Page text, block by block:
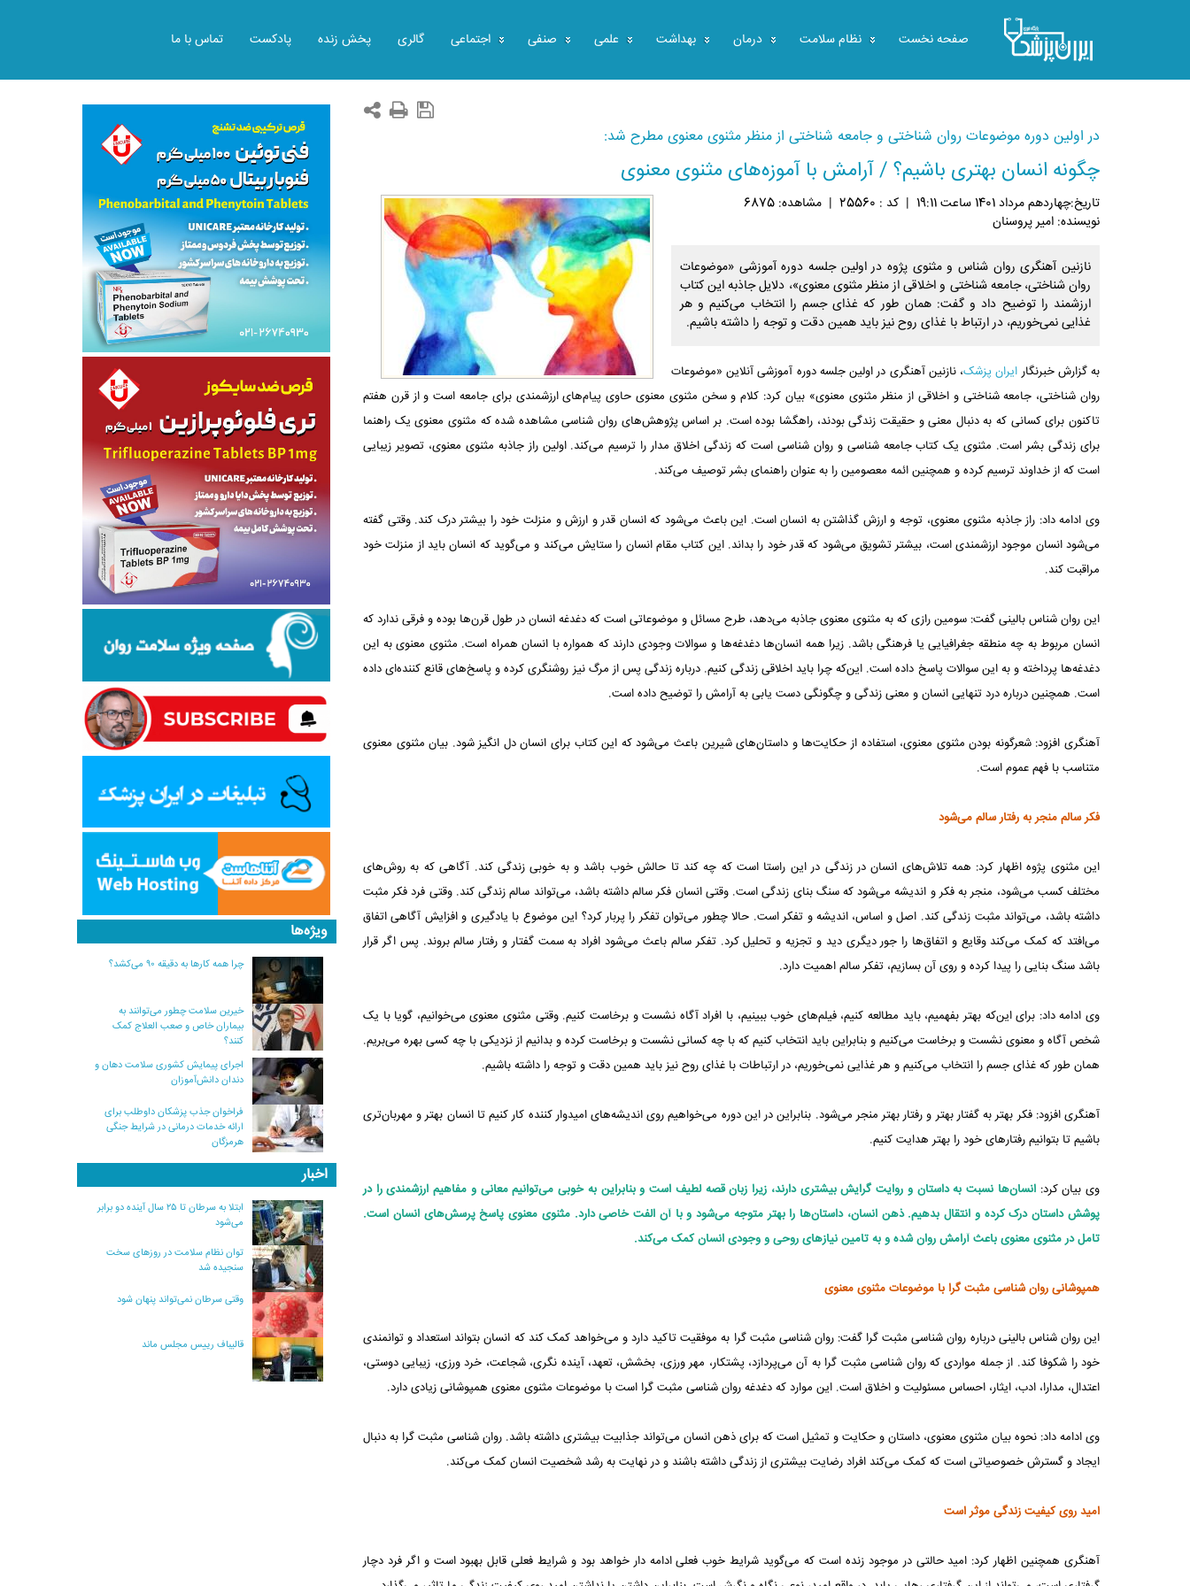
صفحه نخست نظام سلامت درمان بهداشت علمی صنفی اجتماعی گالری پخش زنده پادکست تماس با ما
در اولین دوره موضوعات روان شناختی و جامعه شناختی از منظر مثنوی معنوی مطرح شد:
چگونه انسان بهتری باشیم؟ / آرامش با آموزه‌های مثنوی معنوی
تاريخ:چهاردهم مرداد 1401 ساعت 19:11 | کد : 25560 | مشاهده: 6875
نویسنده: امیر پروسنان
نازنین آهنگری روان شناس و مثنوی پژوه در اولین جلسه دوره آموزشی «موضوعات
روان شناختی، جامعه شناختی و اخلاقی از منظر مثنوی معنوی»، دلایل جاذبه این کتاب
ارزشمند را توضیح داد و گفت: همان طور که غذای جسم را انتخاب می‌کنیم و هر
غذایی نمی‌خوریم، در ارتباط با غذای روح نیز باید همین دقت و توجه را داشته باشیم.
به گزارش خبرنگار ایران پزشک، نازنین آهنگری در اولین جلسه دوره آموزشی آنلاین «موضوعات
روان شناختی، جامعه شناختی و اخلاقی از منظر مثنوی معنوی» بیان کرد: کلام و سخن مثنوی معنوی حاوی پیام‌های ارزشمندی برای جامعه است و از قرن هفتم
تاکنون برای کسانی که به دنبال معنی و حقیقت زندگی بودند، راهگشا بوده است. بر اساس پژوهش‌های روان شناسی مشاهده شده که مثنوی معنوی یک راهنما
برای زندگی بشر است. مثنوی یک کتاب جامعه شناسی و روان شناسی است که زندگی اخلاق مدار را ترسیم می‌کند. اولین راز جاذبه مثنوی معنوی، تصویر زیبایی
است که از خداوند ترسیم کرده و همچنین ائمه معصومین را به عنوان راهنمای بشر توصیف می‌کند.
وی ادامه داد: راز جاذبه مثنوی معنوی، توجه و ارزش گذاشتن به انسان است. این باعث می‌شود که انسان قدر و ارزش و منزلت خود را بیشتر درک کند. وقتی گفته
می‌شود انسان موجود ارزشمندی است، بیشتر تشویق می‌شود که قدر خود را بداند. این کتاب مقام انسان را ستایش می‌کند و می‌گوید که انسان باید از منزلت خود
مراقبت کند.
این روان شناس بالینی گفت: سومین رازی که به مثنوی معنوی جاذبه می‌دهد، طرح مسائل و موضوعاتی است که دغدغه انسان در طول قرن‌ها بوده و فرقی ندارد که
انسان مربوط به چه منطقه جغرافیایی یا فرهنگی باشد. زیرا همه انسان‌ها دغدغه‌ها و سوالات وجودی دارند که همواره با انسان همراه است. مثنوی معنوی به این
دغدغه‌ها پرداخته و به این سوالات پاسخ داده است. این‌که چرا باید اخلاقی زندگی کنیم. درباره زندگی پس از مرگ نیز روشنگری کرده و پاسخ‌های قانع کننده‌ای داده
است. همچنین درباره درد تنهایی انسان و معنی زندگی و چگونگی دست یابی به آرامش را توضیح داده است.
آهنگری افزود: شعرگونه بودن مثنوی معنوی، استفاده از حکایت‌ها و داستان‌های شیرین باعث می‌شود که این کتاب برای انسان دل انگیز شود. بیان مثنوی معنوی
متناسب با فهم عموم است.
فکر سالم منجر به رفتار سالم می‌شود
این مثنوی پژوه اظهار کرد: همه تلاش‌های انسان در زندگی در این راستا است که چه کند تا حالش خوب باشد و به خوبی زندگی کند. آگاهی که به روش‌های
مختلف کسب می‌شود، منجر به فکر و اندیشه می‌شود که سنگ بنای زندگی است. وقتی انسان فکر سالم داشته باشد، می‌تواند سالم زندگی کند. وقتی فرد فکر مثبت
داشته باشد، می‌تواند مثبت زندگی کند. اصل و اساس، اندیشه و تفکر است. حالا چطور می‌توان تفکر را پربار کرد؟ این موضوع با یادگیری و افزایش آگاهی اتفاق
می‌افتد که کمک می‌کند وقایع و اتفاق‌ها را جور دیگری دید و تجزیه و تحلیل کرد. تفکر سالم باعث می‌شود افراد به سمت گفتار و رفتار سالم بروند. پس اگر قرار
باشد سنگ بنایی را پیدا کرده و روی آن بسازیم، تفکر سالم اهمیت دارد.
وی ادامه داد: برای این‌که بهتر بفهمیم، باید مطالعه کنیم، فیلم‌های خوب ببینیم، با افراد آگاه نشست و برخاست کنیم. وقتی مثنوی معنوی می‌خوانیم، گویا با یک
شخص آگاه و معنوی نشست و برخاست می‌کنیم و بنابراین باید انتخاب کنیم که با چه کسانی نشست و برخاست کرده و بدانیم از نزدیکی با چه کسی بهره می‌بریم.
همان طور که غذای جسم را انتخاب می‌کنیم و هر غذایی نمی‌خوریم، در ارتباطات با غذای روح نیز باید همین دقت و توجه را داشته باشیم.
آهنگری افزود: فکر بهتر به گفتار بهتر و رفتار بهتر منجر می‌شود. بنابراین در این دوره می‌خواهیم روی اندیشه‌های امیدوار کننده کار کنیم تا انسان بهتر و مهربان‌تری
باشیم تا بتوانیم رفتارهای خود را بهتر هدایت کنیم.
وی بیان کرد:انسان‌ها نسبت به داستان و روایت گرایش بیشتری دارند، زیرا زبان قصه لطیف است و بنابراین به خوبی می‌توانیم معانی و مفاهیم ارزشمندی را در
پوشش داستان درک کرده و انتقال بدهیم. ذهن انسان، داستان‌ها را بهتر متوجه می‌شود و با آن الفت خاصی دارد. مثنوی معنوی پاسخ پرسش‌های انسان است.
تامل در مثنوی معنوی باعث آرامش روان شده و به تامین نیازهای روحی و وجودی انسان کمک می‌کند.
همپوشانی روان شناسی مثبت گرا با موضوعات مثنوی معنوی
این روان شناس بالینی درباره روان شناسی مثبت گرا گفت: روان شناسی مثبت گرا به موفقیت تاکید دارد و می‌خواهد کمک کند که انسان بتواند استعداد و توانمندی
خود را شکوفا کند. از جمله مواردی که روان شناسی مثبت گرا به آن می‌پردازد، پشتکار، مهر ورزی، بخشش، تعهد، آینده نگری، شجاعت، خرد ورزی، زیبایی دوستی،
اعتدال، مدارا، ادب، ایثار، احساس مسئولیت و اخلاق است. این موارد که دغدغه روان شناسی مثبت گرا است با موضوعات مثنوی معنوی همپوشانی زیادی دارد.
وی ادامه داد: نحوه بیان مثنوی معنوی، داستان و حکایت و تمثیل است که برای ذهن انسان می‌تواند جذابیت بیشتری داشته باشد. روان شناسی مثبت گرا به دنبال
ایجاد و گسترش خصوصیاتی است که کمک می‌کند افراد رضایت بیشتری از زندگی داشته باشند و در نهایت به رشد شخصیت انسان کمک می‌کند.
امید روی کیفیت زندگی موثر است
آهنگری همچنین اظهار کرد: امید حالتی در موجود زنده است که می‌گوید شرایط خوب فعلی ادامه دار خواهد بود و شرایط فعلی قابل بهبود است و اگر فرد دچار
ویژه‌ها
چرا همه کارها به دقیقه ۹۰ می‌کشد؟
خیرین سلامت چطور می‌توانند به
بیماران خاص و صعب العلاج کمک
کنند؟
اجرای پیمایش کشوری سلامت دهان و
دندان دانش‌آموزان
فراخوان جذب پزشکان داوطلب برای
ارائه خدمات درمانی در شرایط جنگی
هرمزگان
اخبار
ابتلا به سرطان تا ۲۵ سال آینده دو برابر
می‌شود
توان نظام سلامت در روزهای سخت
سنجیده شد
وقتی سرطان نمی‌تواند پنهان شود
قالیباف رییس مجلس ماند